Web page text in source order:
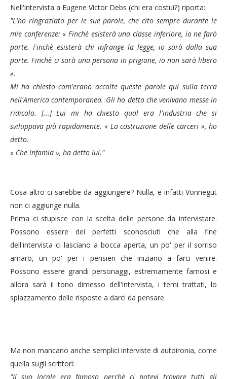
Nell'intervista a Eugene Victor Debs (chi era costui?) riporta:
"L'ho ringraziato per le sue parole, che cito sempre durante le
mie conferenze: « Finchè esisterà una classe inferiore, io ne farò
parte. Finchè esisterà chi infrange la legge, io sarò dalla sua
parte. Finchè ci sarà una persona in prigione, io non sarò libero
».
Mi ha chiesto com'erano accolte queste parole qui sulla terra
nell'America contemporanea. Gli ho detto che venivano messe in
ridicolo. [...] Lui mi ha chiesto qual era l'industria che si
sviluppava più rapidamente. « La costruzione delle carceri », ho
detto.
« Che infamia », ha detto lui."
Cosa altro ci sarebbe da aggiungere? Nulla, e infatti Vonnegut
non ci aggiunge nulla.
Prima ci stupisce con la scelta delle persone da intervistare.
Possono essere dei perfetti sconosciuti che alla fine
dell'intervista ci lasciano a bocca aperta, un po' per il sorriso
amaro, un po' per i pensieri che iniziano a farci venire.
Possono essere grandi personaggi, estremamente famosi e
allora sarà il tono dimesso dell'intervista, i temi trattati, lo
spiazzamento delle risposte a darci da pensare.
Ma non mancano anche semplici interviste di autoironia, come
quella sugli scrittori:
"Il suo locale era famoso perchè ci potevi trovare tutti gli